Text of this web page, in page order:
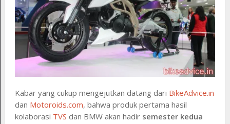
Kabar yang cukup mengejutkan datang dari BikeAdvice.in
dan Motoroids.com, bahwa produk pertama hasil
kolaborasi TVS dan BMW akan hadir semester kedua